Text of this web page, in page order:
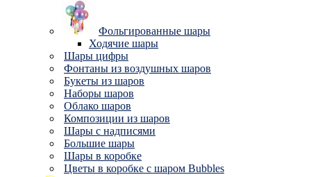
Фольгированные шары
Ходячие шары
Шары цифры
Фонтаны из воздушных шаров
Букеты из шаров
Наборы шаров
Облако шаров
Композиции из шаров
Шары с надписями
Большие шары
Шары в коробке
Цветы в коробке с шаром Bubbles